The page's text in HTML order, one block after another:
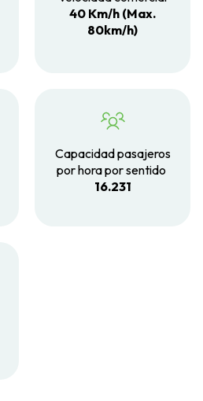
40 Km/h (Max.
80km/h)
Capacidad pasajeros
por hora por sentido
16.231